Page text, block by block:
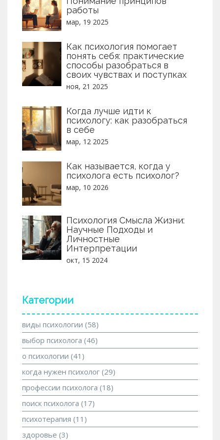
работы
мар, 19 2025
Как психология помогает
понять себя: практические
способы разобраться в
своих чувствах и поступках
ноя, 21 2025
Когда лучше идти к
психологу: как разобраться
в себе
мар, 12 2025
Как называется, когда у
психолога есть психолог?
мар, 10 2026
Психология Смысла Жизни:
Научные Подходы и
Личностные
Интерпретации
окт, 15 2024
Категории
виды психологии (58)
выбор психолога (46)
о психологии (41)
когда нужен психолог (29)
профессии психолога (18)
поиск психолога (17)
психотерапия (11)
здоровье (3)